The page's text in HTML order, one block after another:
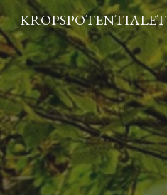
KROPSPOTENTIALET